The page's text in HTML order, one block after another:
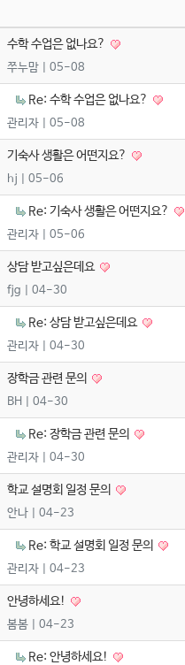
수학 수업은 없나요?
쭈누맘 | 05-08
Re: 수학 수업은 없나요?
관리자 | 05-08
기숙사 생활은 어떤지요?
hj | 05-06
Re: 기숙사 생활은 어떤지요?
관리자 | 05-06
상담 받고싶은데요
fjg | 04-30
Re: 상담 받고싶은데요
관리자 | 04-30
장학금 관련 문의
BH | 04-30
Re: 장학금 관련 문의
관리자 | 04-30
학교 설명회 일정 문의
안나 | 04-23
Re: 학교 설명회 일정 문의
관리자 | 04-23
안녕하세요!
봄봄 | 04-23
Re: 안녕하세요!